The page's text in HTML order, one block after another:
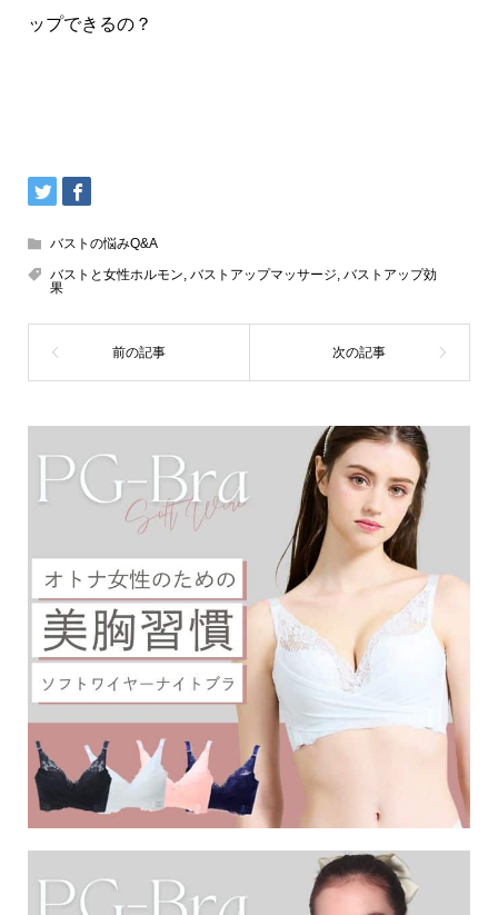
ップできるの？
バストの悩みQ&A
バストと女性ホルモン バストアップマッサージ バストアップ効
果